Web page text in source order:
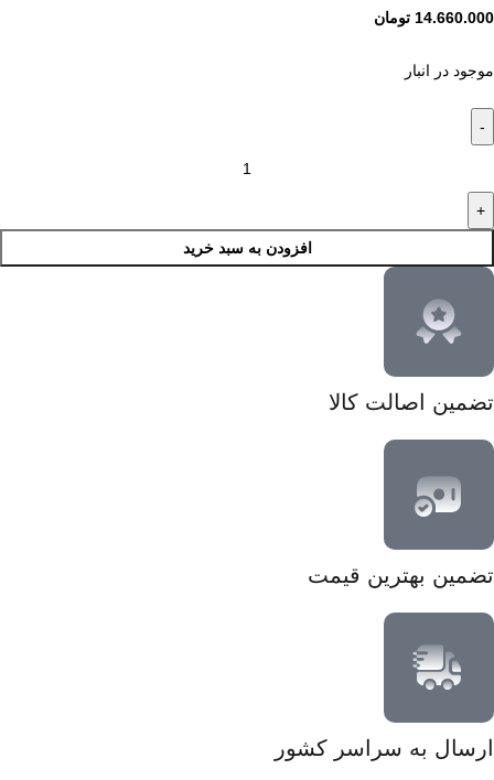
14.660.000 تومان
موجود در انبار
افزودن به سبد خرید
تضمین اصالت کالا
تضمین بهترین قیمت
ارسال به سراسر کشور